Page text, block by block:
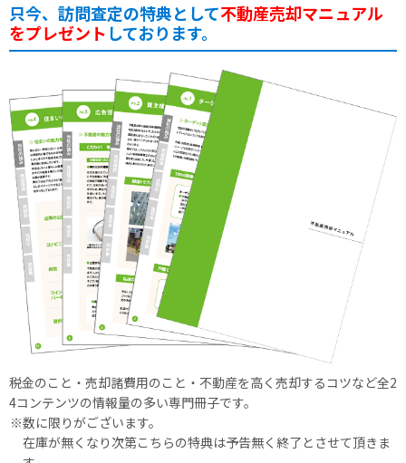
只今、訪問査定の特典として不動産売却マニュアル
をプレゼントしております。
税金のこと・売却諸費用のこと・不動産を高く売却するコツなど全2
4コンテンツの情報量の多い専門冊子です。
※数に限りがございます。
在庫が無くなり次第こちらの特典は予告無く終了とさせて頂きま